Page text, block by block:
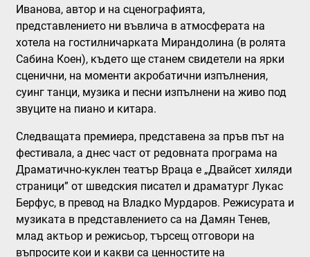
Иванова, автор и на сценографията,
представлението ни въвлича в атмосферата на
хотела на гостилничарката Мирандолина (в ролята
Сабина Коен), където ще станем свидетели на ярки
сценични, на моменти акробатични изпълнения,
суинг танци, музика и песни изпълнени на живо под
звуците на пиано и китара.
Следващата премиера, представена за пръв път на
фестивала, а днес част от редовната програма на
Драматично-куклен театър Враца е „Двайсет хиляди
страници” от шведския писател и драматург Лукас
Берфус, в превод на Владко Мурдаров. Режисурата и
музиката в представлението са на Дамян Тенев,
млад актьор и режисьор, търсещ отговори на
въпросите кои и какви са ценностите на